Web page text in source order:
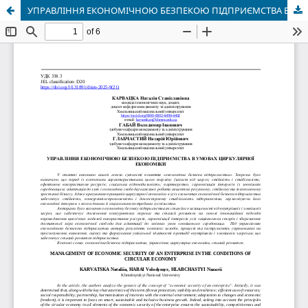
УПРАВЛІННЯ ЕКОНОМІЧНОЮ БЕЗПЕКОЮ ПІДПРИЄМСТВА В УМОВАХ ЦИРКУЛЯРНОЇ ЕКОНОМІКИ